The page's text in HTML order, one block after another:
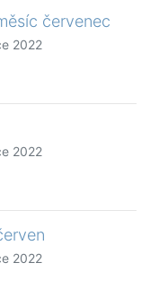
červenec
2022
2022
2022